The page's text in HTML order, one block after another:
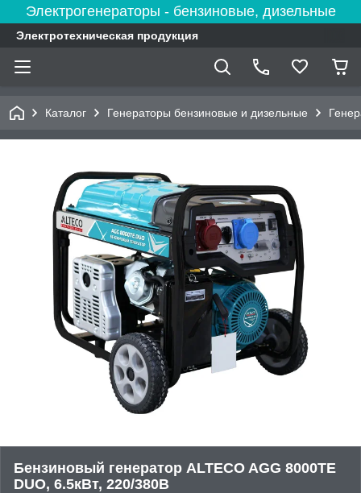
Электрогенераторы - бензиновые, дизельные
Электротехническая продукция
Каталог Генераторы бензиновые и дизельные
Бензиновый генератор ALTECO AGG 8000TE
DUO, 6.5кВт, 220/380В